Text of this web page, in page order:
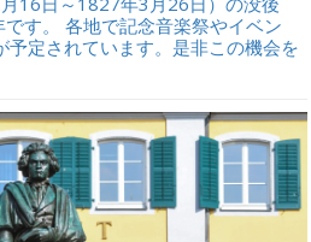
す。 各地で記念音楽祭やイベン
予定されています。是非この機会を